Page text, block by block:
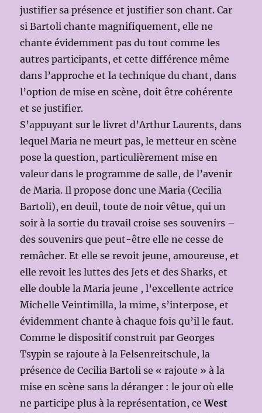
justifier sa présence et justifier son chant. Car
si Bartoli chante magnifiquement, elle ne
chante évidemment pas du tout comme les
autres participants, et cette différence même
dans l’approche et la technique du chant, dans
l’option de mise en scène, doit être cohérente
et se justifier.
S’appuyant sur le livret d’Arthur Laurents, dans
lequel Maria ne meurt pas, le metteur en scène
pose la question, particulièrement mise en
valeur dans le programme de salle, de l’avenir
de Maria. Il propose donc une Maria (Cecilia
Bartoli), en deuil, toute de noir vêtue, qui un
soir à la sortie du travail croise ses souvenirs –
des souvenirs que peut-être elle ne cesse de
remâcher. Et elle se revoit jeune, amoureuse, et
elle revoit les luttes des Jets et des Sharks, et
elle double la Maria jeune , l’excellente actrice
Michelle Veintimilla, la mime, s’interpose, et
évidemment chante à chaque fois qu’il le faut.
Comme le dispositif construit par Georges
Tsypin se rajoute à la Felsenreitschule, la
présence de Cecilia Bartoli se « rajoute » à la
mise en scène sans la déranger : le jour où elle
ne participe plus à la représentation, ceWest